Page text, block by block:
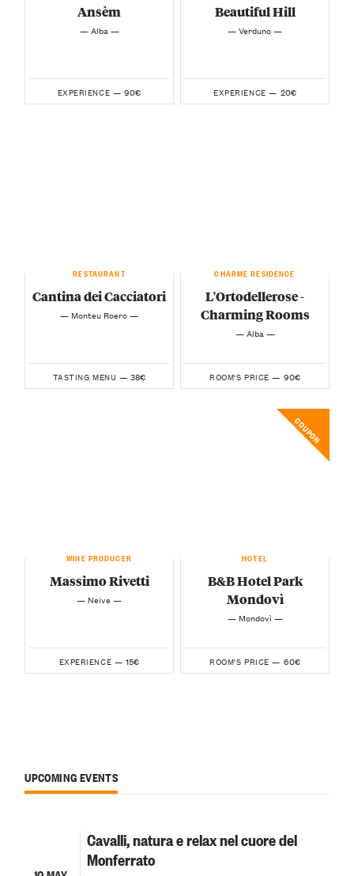
Ansèm
— Alba —
EXPERIENCE — 90€
Beautiful Hill
— Verduno —
EXPERIENCE — 20€
RESTAURANT
Cantina dei Cacciatori
— Monteu Roero —
TASTING MENU — 38€
CHARME RESIDENCE
L'Ortodellerose -
Charming Rooms
— Alba —
ROOM'S PRICE — 90€
WINE PRODUCER
Massimo Rivetti
— Neive —
EXPERIENCE — 15€
COUPON
HOTEL
B&B Hotel Park
Mondovì
— Mondovì —
ROOM'S PRICE — 60€
UPCOMING EVENTS
Cavalli, natura e relax nel cuore del
Monferrato